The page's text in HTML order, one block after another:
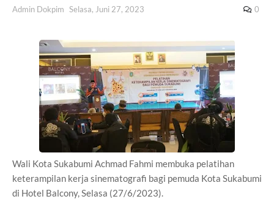
Admin Dokpim Selasa, Juni 27, 2023 0
Wali Kota Sukabumi Achmad Fahmi membuka pelatihan
keterampilan kerja sinematografi bagi pemuda Kota Sukabumi
di Hotel Balcony, Selasa (27/6/2023).